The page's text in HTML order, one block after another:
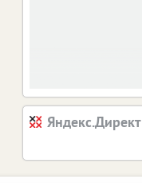
Яндекс.Директ